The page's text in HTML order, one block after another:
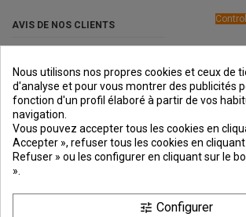
AVIS DE NOS CLIENTS
PREMIOS
DE PAGO
SEGURO
Nous utilisons nos propres cookies et ceux de
d'analyse et pour vous montrer des publicités
fonction d'un profil élaboré à partir de vos
navigation.
Vous pouvez accepter tous les cookies en
Accepter », refuser tous les cookies en
Refuser » ou les configurer en cliquant sur le
».
tune Configurer